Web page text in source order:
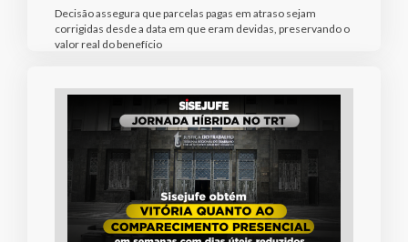
Decisão assegura que parcelas pagas em atraso sejam
corrigidas desde a data em que eram devidas, preservando o
valor real do benefício